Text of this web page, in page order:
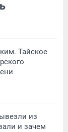
Тайское
из
и зачем